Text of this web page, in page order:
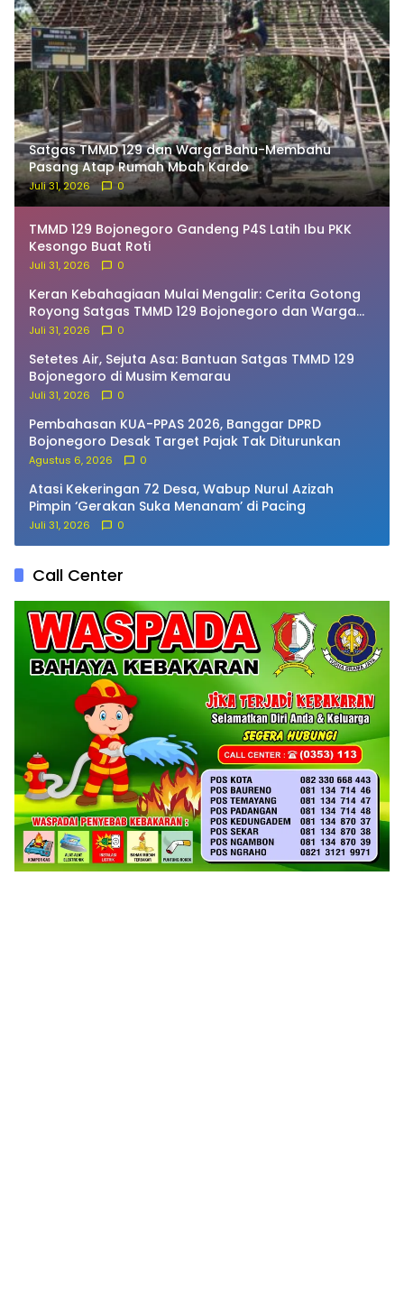
Satgas TMMD 129 dan Warga Bahu-Membahu
Pasang Atap Rumah Mbah Kardo
Juli 31, 2026 0
TMMD 129 Bojonegoro Gandeng P4S Latih Ibu PKK
Kesongo Buat Roti
Juli 31, 2026 0
Keran Kebahagiaan Mulai Mengalir: Cerita Gotong
Royong Satgas TMMD 129 Bojonegoro dan Warga
Bekatul
Juli 31, 2026 0
Setetes Air, Sejuta Asa: Bantuan Satgas TMMD 129
Bojonegoro di Musim Kemarau
Juli 31, 2026 0
Pembahasan KUA-PPAS 2026, Banggar DPRD
Bojonegoro Desak Target Pajak Tak Diturunkan
Agustus 6, 2026 0
Atasi Kekeringan 72 Desa, Wabup Nurul Azizah
Pimpin ‘Gerakan Suka Menanam’ di Pacing
Juli 31, 2026 0
Call Center